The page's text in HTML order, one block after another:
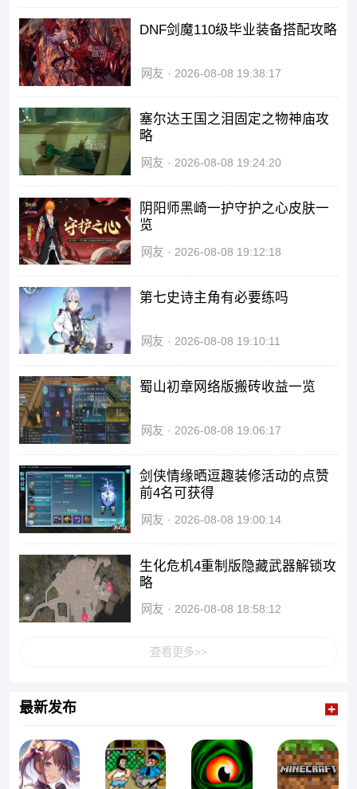
DNF剑魔110级毕业装备搭配攻略
网友 2026-08-08 19:38:17
塞尔达王国之泪固定之物神庙攻
略
网友 2026-08-08 19:24:20
阴阳师黑崎一护守护之心皮肤一
览
网友 2026-08-08 19:12:18
第七史诗主角有必要练吗
网友 2026-08-08 19:10:11
蜀山初章网络版搬砖收益一览
网友 2026-08-08 19:06:17
剑侠情缘晒逗趣装修活动的点赞
前4名可获得
网友 2026-08-08 19:00:14
生化危机4重制版隐藏武器解锁攻
略
网友 2026-08-08 18:58:12
查看更多>>
最新发布